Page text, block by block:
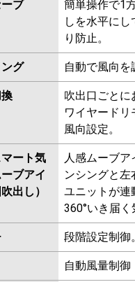
FDTV1126H6SA-rak
FDTV1126H6SA-airf
FDTV1126H6SA
osj
PA-P112U7KNCX PA-
PA-P112U7KNC PA-
PA-P112U7HNCX PA-
RUHA11231MU
RUEA11231MU
RUSA11233MU
RUEA11231M
AUHA11274M
AUHA11274X
AUEA11237M
RUSA11233M
AUEA11277M
AUSA11277M
PLZ-HRMP112H5 PLZ-
HRMP112HBF5 PLZ-
HRMP112HF5 PLZ-
HRMP112HFG5 PLZ-
ERMP112HLE5 PLZ-
ーブ
簡単操作で1
しを水平にし
り防止。
グ 自動で風向を
吹出口ごとに
ワイヤードリ
風向設定。
ート気
ブアイ
出し）
人感ムーブア
ンシングと左
ユニットが連
360°いき届く
段階設定制御。
自動風量制御